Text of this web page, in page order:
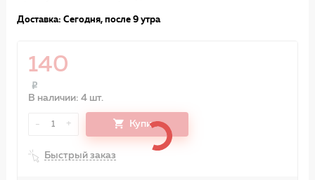
Доставка: Сегодня, после 9 утра
140
В наличии: 4 шт.
- 1 + Купить
Быстрый заказ